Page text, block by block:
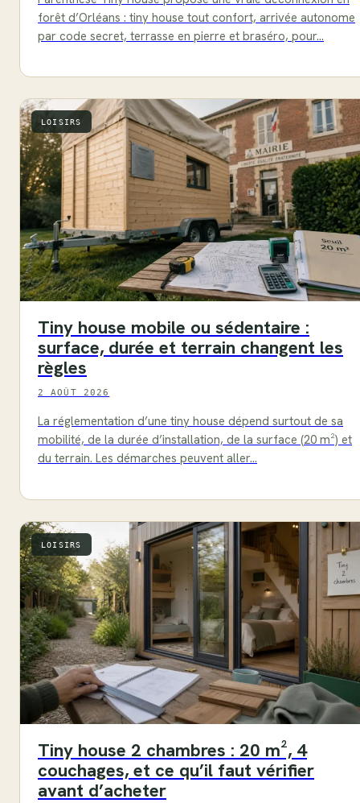
forêt d’Orléans : tiny house tout confort, arrivée autonome
par code secret, terrasse en pierre et braséro, pour…
LOISIRS
Tiny house mobile ou sédentaire :
surface, durée et terrain changent les
règles
2 AOÛT 2026
La réglementation d’une tiny house dépend surtout de sa
mobilité, de la durée d’installation, de la surface (20 m²) et
du terrain. Les démarches peuvent aller…
LOISIRS
Tiny house 2 chambres : 20 m², 4
couchages, et ce qu’il faut vérifier
avant d’acheter